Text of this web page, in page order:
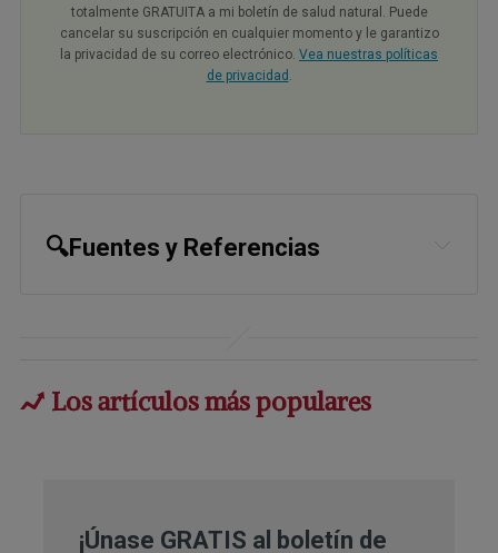
totalmente GRATUITA a mi boletín de salud natural. Puede
cancelar su suscripción en cualquier momento y le garantizo
la privacidad de su correo electrónico. Vea nuestras políticas
de privacidad
🔍Fuentes y Referencias
Los artículos más populares
¡Únase GRATIS al boletín de